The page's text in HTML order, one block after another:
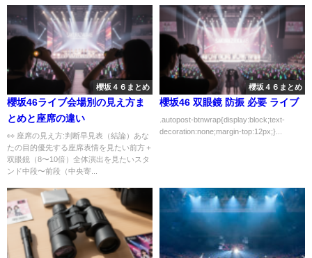
櫻坂４６まとめ
櫻坂46ライブ会場別の見え方ま
とめと座席の違い
👀 座席の見え方:判断早見表（結論）あな
たの目的優先する座席表情を見たい前方＋
双眼鏡（8〜10倍）全体演出を見たいスタ
ンド中段〜前段（中央寄...
櫻坂４６まとめ
櫻坂46 双眼鏡 防振 必要 ライブ
.autopost-btnwrap{display:block;text-
decoration:none;margin-top:12px;}...